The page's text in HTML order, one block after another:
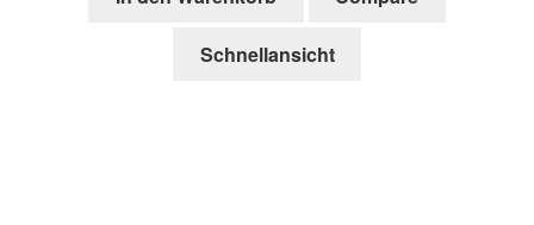
Schnellansicht